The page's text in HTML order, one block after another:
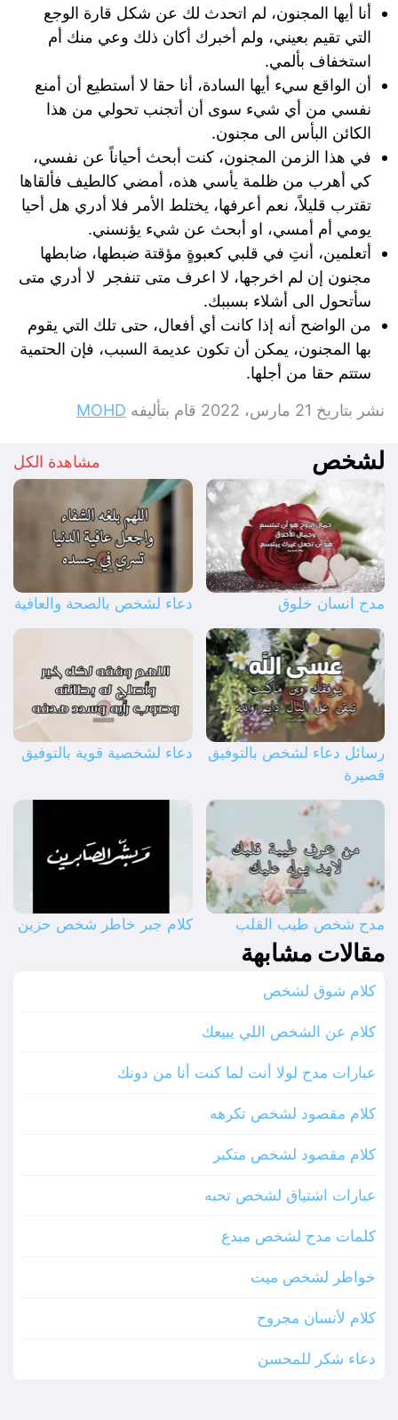
أنا أيها المجنون، لم اتحدث لك عن شكل قارة الوجع
التي تقيم بعيني، ولم أخبرك أكان ذلك وعي منك أم
استخفاف بألمي.
أن الواقع سيء أيها السادة، أنا حقا لا أستطيع أن أمنع
نفسي من أي شيء سوى أن أتجنب تحولي من هذا
الكائن البأس الى مجنون.
في هذا الزمن المجنون، كنت أبحث أحياناً عن نفسي،
كي أهرب من ظلمة يأسي هذه، أمضي كالطيف فألقاها
تقترب قليلاً، نعم أعرفها، يختلط الأمر فلا أدري هل أحيا
يومي أم أمسي، او أبحث عن شيء يؤنسني.
أتعلمين، أنتِ في قلبي كعبوةٍ مؤقتة ضبطها، ضابطها
مجنون إن لم اخرجها، لا اعرف متى تنفجر لا أدري متى
سأتحول الى أشلاء بسببك.
من الواضح أنه إذا كانت أي أفعال، حتى تلك التي يقوم
بها المجنون، يمكن أن تكون عديمة السبب، فإن الحتمية
ستتم حقا من أجلها.
نشر بتاريخ 21 مارس، 2022 قام بتأليفه MOHD
لشخص مشاهدة الكل
مدح انسان خلوق دعاء لشخص بالصحة والعافية
رسائل دعاء لشخص بالتوفيق
قصيرة
دعاء لشخصية قوية بالتوفيق
مدح شخص طيب القلب كلام جبر خاطر شخص حزين
مقالات مشابهة
كلام شوق لشخص
كلام عن الشخص اللي يبيعك
عبارات مدح لولا أنت لما كنت أنا من دونك
كلام مقصود لشخص تكرهه
كلام مقصود لشخص متكبر
عبارات اشتياق لشخص تحبه
كلمات مدح لشخص مبدع
خواطر لشخص ميت
كلام لأنسان مجروح
دعاء شكر للمحسن